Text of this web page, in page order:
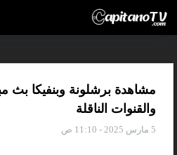
مشاهدة برشلونة وبنفيكا بث
والقنوات الناقلة
5 مارس 2025 - 11:10 ص